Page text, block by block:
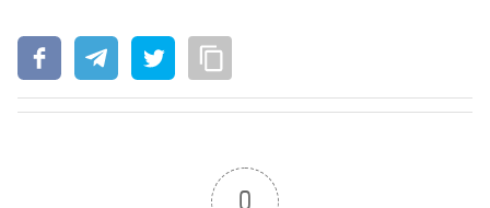
0